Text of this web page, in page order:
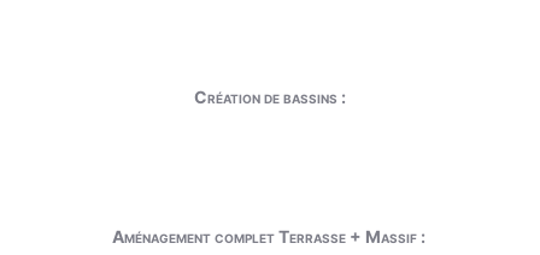
Création de bassins :
Aménagement complet Terrasse + Massif :